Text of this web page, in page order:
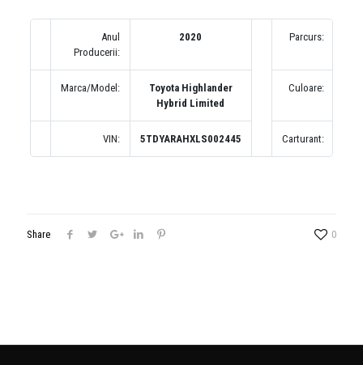
Anul
Producerii:
2020 Parcurs:
Marca/Model:
Toyota Highlander
Hybrid Limited
Culoare:
VIN: 5TDYARAHXLS002445 Carturant:
Share 0